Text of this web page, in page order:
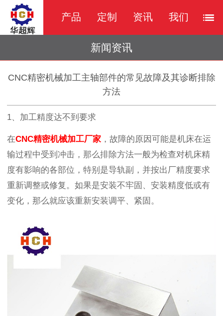
产品 定制 资讯 我们
新闻资讯
CNC精密机械加工主轴部件的常见故障及其诊断排除
方法
1、加工精度达不到要求
在CNC精密机械加工厂家 ，故障的原因可能是机床在运
输过程中受到冲击，那么排除方法一般为检查对机床精
度有影响的各部位，特别是导轨副，并按出厂精度要求
重新调整或修复。如果是安装不牢固、安装精度低或有
变化，那么就应该重新安装调平、紧固。